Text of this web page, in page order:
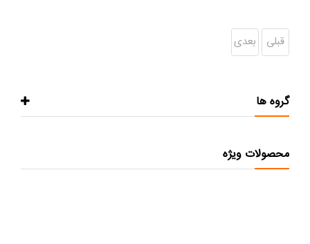
قبلی بعدی
گروه ها
محصولات ویژه